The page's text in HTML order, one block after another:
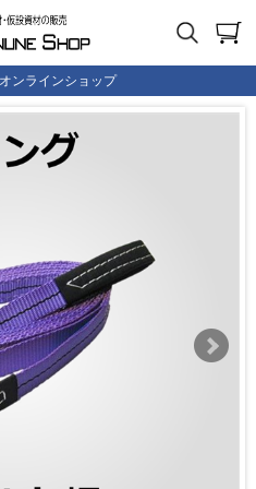
ンラインショップ